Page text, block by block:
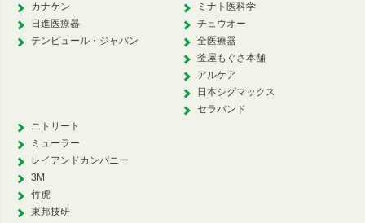
カナケン
日進医療器
テンピュール・ジャパン
ミナト医科学
チュウオー
全医療器
釜屋もぐさ本舗
アルケア
日本シグマックス
セラバンド
ニトリート
ミューラー
レイアンドカンパニー
3M
竹虎
東邦技研